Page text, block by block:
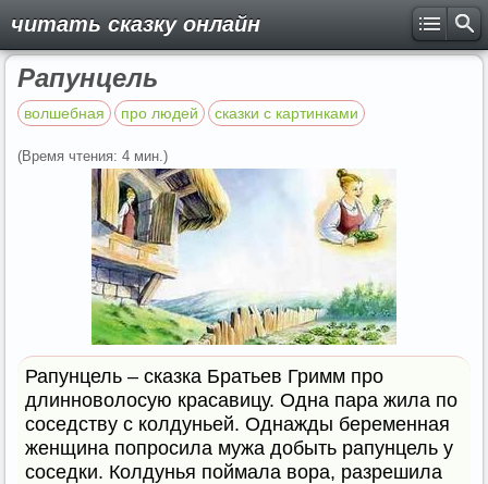
читать сказку онлайн
Рапунцель
волшебная про людей сказки с картинками
(Время чтения: 4 мин.)
Рапунцель – сказка Братьев Гримм про
длинноволосую красавицу. Одна пара жила по
соседству с колдуньей. Однажды беременная
женщина попросила мужа добыть рапунцель у
соседки. Колдунья поймала вора, разрешила